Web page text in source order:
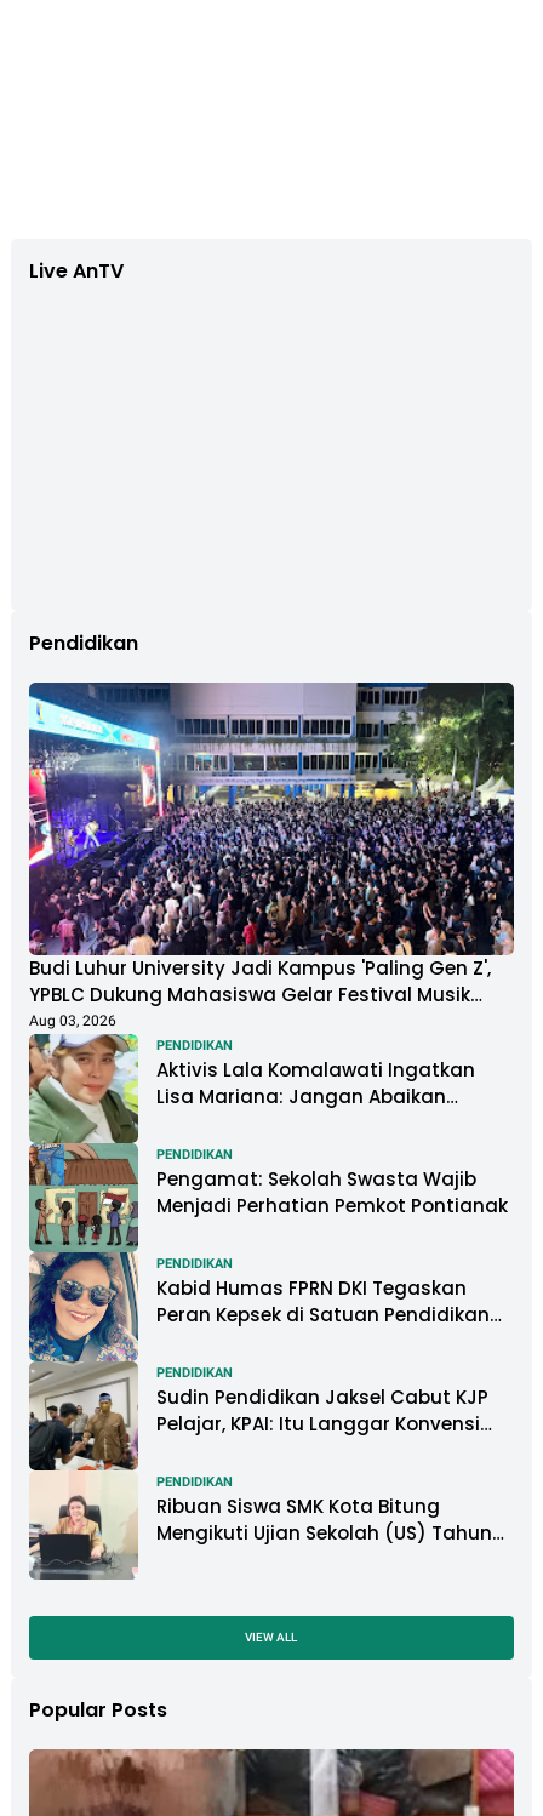
Live AnTV
Pendidikan
Budi Luhur University Jadi Kampus 'Paling Gen Z',
YPBLC Dukung Mahasiswa Gelar Festival Musik
Berkapasitas Ribuan Penonton
Aug 03, 2026
PENDIDIKAN
Aktivis Lala Komalawati Ingatkan
Lisa Mariana: Jangan Abaikan
DNA
PENDIDIKAN
Pengamat: Sekolah Swasta Wajib
Menjadi Perhatian Pemkot Pontianak
PENDIDIKAN
Kabid Humas FPRN DKI Tegaskan
Peran Kepsek di Satuan Pendidikan
PENDIDIKAN
Sudin Pendidikan Jaksel Cabut KJP
Pelajar, KPAI: Itu Langgar Konvensi
PENDIDIKAN
Ribuan Siswa SMK Kota Bitung
Mengikuti Ujian Sekolah (US) Tahun
VIEW ALL
Popular Posts